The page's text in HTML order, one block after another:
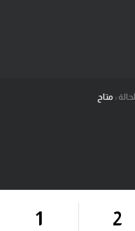
الحالة : متاح
2
1